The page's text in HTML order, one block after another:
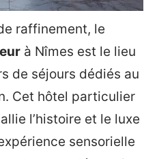
raffinement, le
à Nîmes est le lieu
de séjours dédiés au
Cet hôtel particulier
l’histoire et le luxe
sensorielle